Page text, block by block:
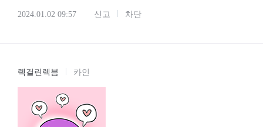
2024.01.02 09:57 신고 차단
렉걸린렉븜 카인